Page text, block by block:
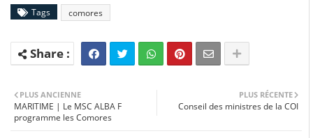
Tags comores
PLUS RÉCENTE
Conseil des ministres de la COI
PLUS ANCIENNE
MARITIME | Le MSC ALBA F
programme les Comores